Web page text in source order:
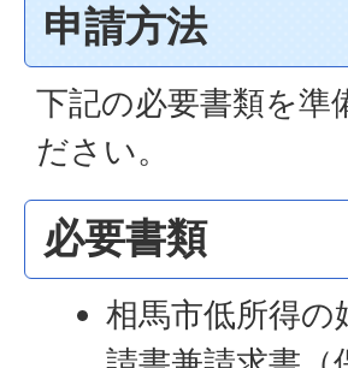
申請方法
下記の必要書類を準
ださい。
必要書類
相馬市低所得の